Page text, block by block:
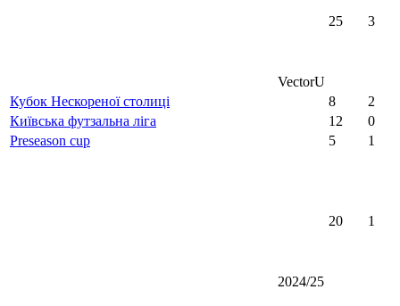
VectorU
25 3
Кубок Нескореної столиці 8 2
Київська футзальна ліга
12 0
Preseason cup
5 1
2024/25
20 1